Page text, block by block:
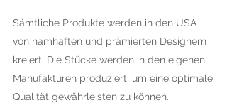
Sämtliche Produkte werden in den USA
von namhaften und prämierten Designern
kreiert. Die Stücke werden in den eigenen
Manufakturen produziert, um eine optimale
Qualität gewährleisten zu können.